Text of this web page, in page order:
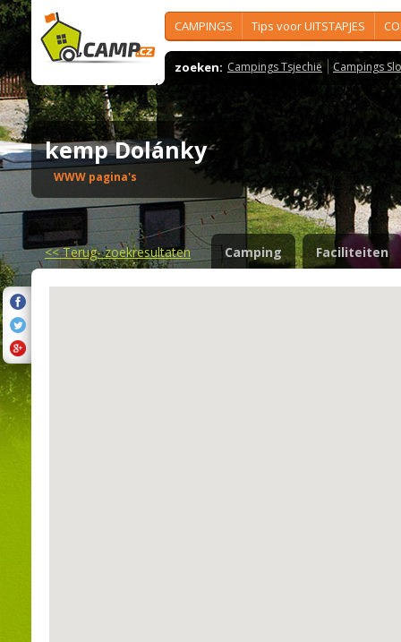
CAMPINGS Tips voor UITSTAPJES
zoeken: Campings Tsjechië Campings
kemp Dolánky
WWW pagina's
<<Terug- zoekresultaten Camping Faciliteiten